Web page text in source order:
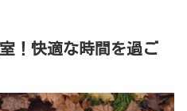
！快適な時間を過ご